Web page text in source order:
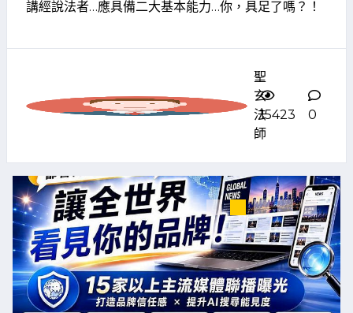
講經說法者…應具備二大基本能力…你，具足了嗎？！
聖
玄
法
師
15423 0